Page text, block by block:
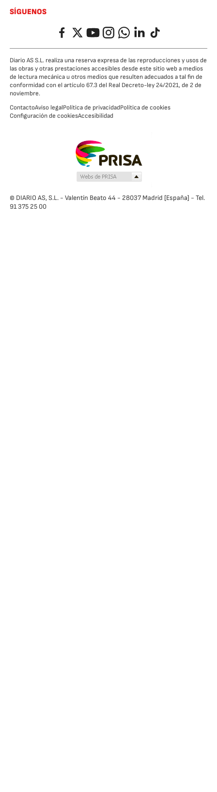
SÍGUENOS
FacebookTwitterYouTubeInstagramWhatsappLinkedIn
TikTok
Diario AS S.L. realiza una reserva expresa de las reproducciones y usos de
las obras y otras prestaciones accesibles desde este sitio web a medios
de lectura mecánica u otros medios que resulten adecuados a tal fin de
conformidad con el artículo 67.3 del Real Decreto-ley 24/2021, de 2 de
noviembre.
ContactoAviso legalPolítica de privacidadPolítica de cookies
Configuración de cookiesAccesibilidad
© DIARIO AS, S.L. - Valentín Beato 44 - 28037 Madrid [España] - Tel.
91 375 25 00